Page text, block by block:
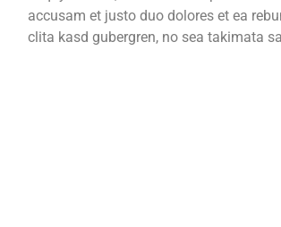
accusam et justo duo dolores et ea
clita kasd gubergren, no sea takimata